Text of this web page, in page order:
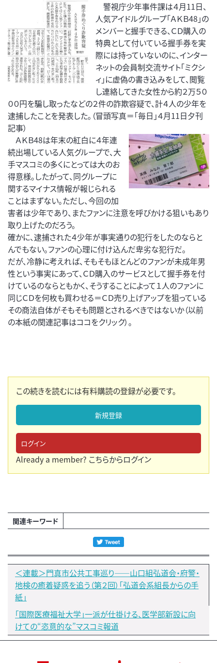
警視庁少年事件課は４月11日、
人気アイドルグループ「ＡＫＢ48」の
メンバーと握手できる、ＣＤ購入の
特典として付いている握手券を実
際には持っていないのに、インター
ネットの会員制交流サイト｢ミクシ
ィ」に虚偽の書き込みをして、閲覧
し連絡してきた女性から約２万５０
００円を騙し取ったなどの２件の詐欺容疑で、計４人の少年を
逮捕したことを発表した。（冒頭写真＝「毎日」４月11日夕刊
記事）
ＡＫＢ48は年末の紅白に４年連
続出場している人気グループで、大
手マスコミの多くにとっては大のお
得意様。したがって、同グループに
関するマイナス情報が報じられる
ことはまずない。ただし、今回の加
害者は少年であり、またファンに注意を呼びかける狙いもあり
取り上げたのだろう。
確かに、逮捕された４少年が事実通りの犯行をしたのならと
んでもない。ファンの心理に付け込んだ卑劣な犯行だ。
だが、冷静に考えれば、そもそもほとんどのファンが未成年男
性という事実にあって、ＣＤ購入のサービスとして握手券を付
けているのならともかく、そうすることによって１人のファンに
同じＣＤを何枚も買わせる＝ＣＤ売り上げアップを狙っている
その商法自体がそもそも問題とされるべきではないか（以前
の本紙の関連記事はココをクリック）。
この続きを読むには有料購読の登録が必要です。
新規登録
ログイン
Already a member? こちらからログイン
関連キーワード
＜連載＞門真市公共工事巡り――山口組弘道会・府警・
地検の癒着疑惑を追う（第２回）「弘道会系組長からの手
紙」
「国際医療福祉大学」一派が仕掛ける、医学部新設に向
けての“恣意的な”マスコミ報道